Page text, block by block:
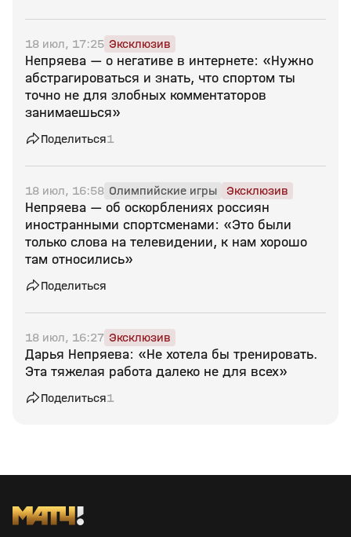
18 июл, 17:25 Эксклюзив
Непряева — о негативе в интернете: «Нужно
абстрагироваться и знать, что спортом ты
точно не для злобных комментаторов
занимаешься»
Поделиться1
18 июл, 16:58 Олимпийские игры Эксклюзив
Непряева — об оскорблениях россиян
иностранными спортсменами: «Это были
только слова на телевидении, к нам хорошо
там относились»
Поделиться
18 июл, 16:27 Эксклюзив
Дарья Непряева: «Не хотела бы тренировать.
Эта тяжелая работа далеко не для всех»
Поделиться1